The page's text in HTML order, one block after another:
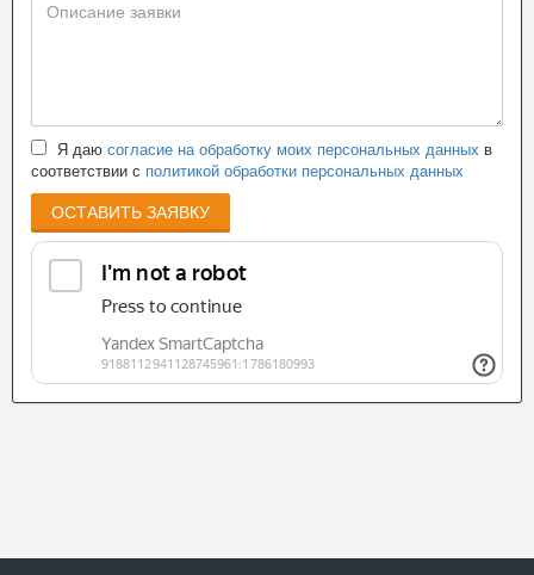
Я даю согласие на обработку моих персональных данных в
соответствии с политикой обработки персональных данных
ОСТАВИТЬ ЗАЯВКУ